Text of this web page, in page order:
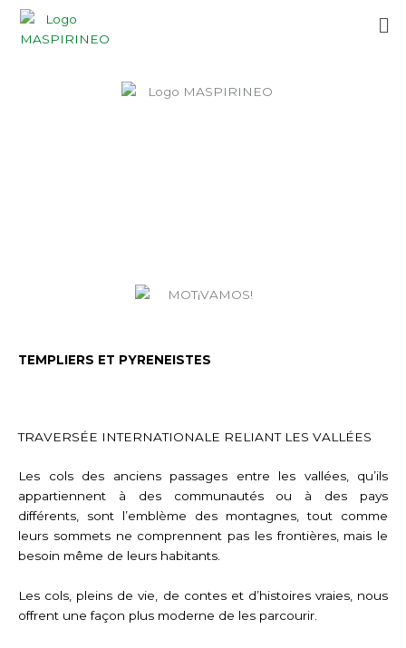
Aller
TEMPLIERS ET PYRENEISTES
TRAVERSÉE INTERNATIONALE RELIANT LES VALLÉES
Les cols des anciens passages entre les vallées, qu’ils
appartiennent à des communautés ou à des pays
différents, sont l’emblème des montagnes, tout comme
leurs sommets ne comprennent pas les frontières, mais le
besoin même de leurs habitants.
Les cols, pleins de vie, de contes et d’histoires vraies, nous
offrent une façon plus moderne de les parcourir.